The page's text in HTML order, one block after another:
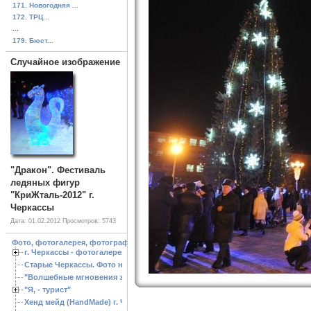
171. Новогодняя ...
172. ТРЦ...
179. Бюст...
Случайное изображение
"Дракон". Фестиваль
ледяных фигур
"КриЖталь-2012" г.
Черкассы
Дата: 01.02.2012 Просмотров: 5743
Фото, фотогалерея, фотографии Черкассы, зоопарк, ландшафтный дизайн.
г. Черкассы - фотогалерея
Старые Черкассы. Фото начало ХХ ст.
"Волшебные мгновения зимы"
"Я, - турист"
Хенд мейд (HandMade) г. Черкассы, - изделия ручной работы